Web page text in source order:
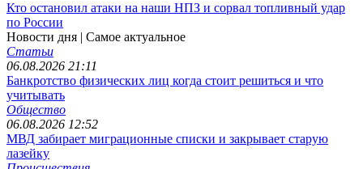
Кто остановил атаки на наши НПЗ и сорвал топливный удар
по России
Новости дня | Самое актуальное
Статьи
06.08.2026 21:11
Банкротство физических лиц когда стоит решиться и что
учитывать
Общество
06.08.2026 12:52
МВД забирает миграционные списки и закрывает старую
лазейку